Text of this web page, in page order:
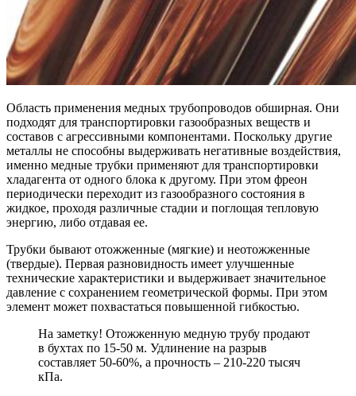
Область применения медных трубопроводов обширная. Они
подходят для транспортировки газообразных веществ и
составов с агрессивными компонентами. Поскольку другие
металлы не способны выдерживать негативные воздействия,
именно медные трубки применяют для транспортировки
хладагента от одного блока к другому. При этом фреон
периодически переходит из газообразного состояния в
жидкое, проходя различные стадии и поглощая тепловую
энергию, либо отдавая ее.
Трубки бывают отожженные (мягкие) и неотожженные
(твердые). Первая разновидность имеет улучшенные
технические характеристики и выдерживает значительное
давление с сохранением геометрической формы. При этом
элемент может похвастаться повышенной гибкостью.
На заметку! Отожженную медную трубу продают
в бухтах по 15-50 м. Удлинение на разрыв
составляет 50-60%, а прочность – 210-220 тысяч
кПа.